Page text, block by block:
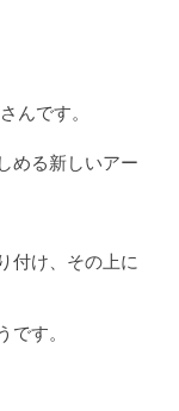
です。
める新しいアー
付け、その上に
す。